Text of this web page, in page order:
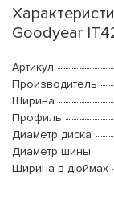
Goodyear
Артикул
Производитель
Ширина
Профиль
Диаметр диска
Диаметр шины
Ширина в дюймах